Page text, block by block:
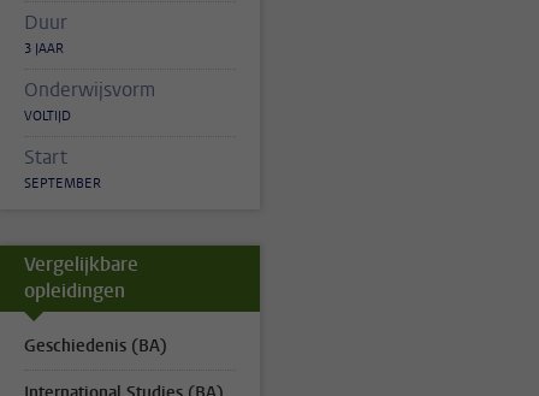
Duur
3 JAAR
Onderwijsvorm
VOLTIJD
Start
SEPTEMBER
Vergelijkbare
opleidingen
Geschiedenis (BA)